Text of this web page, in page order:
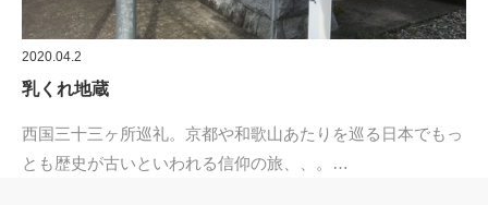
2020.04.2
乳くれ地蔵
西国三十三ヶ所巡礼。京都や和歌山あたりを巡る日本でもっ
とも歴史が古いといわれる信仰の旅、、。…